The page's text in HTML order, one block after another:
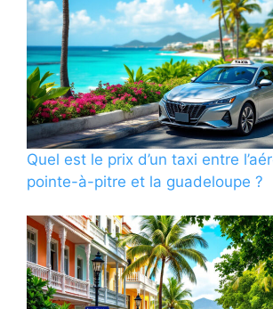
Quel est le prix d’un taxi entre
pointe-à-pitre et la guadeloupe ?